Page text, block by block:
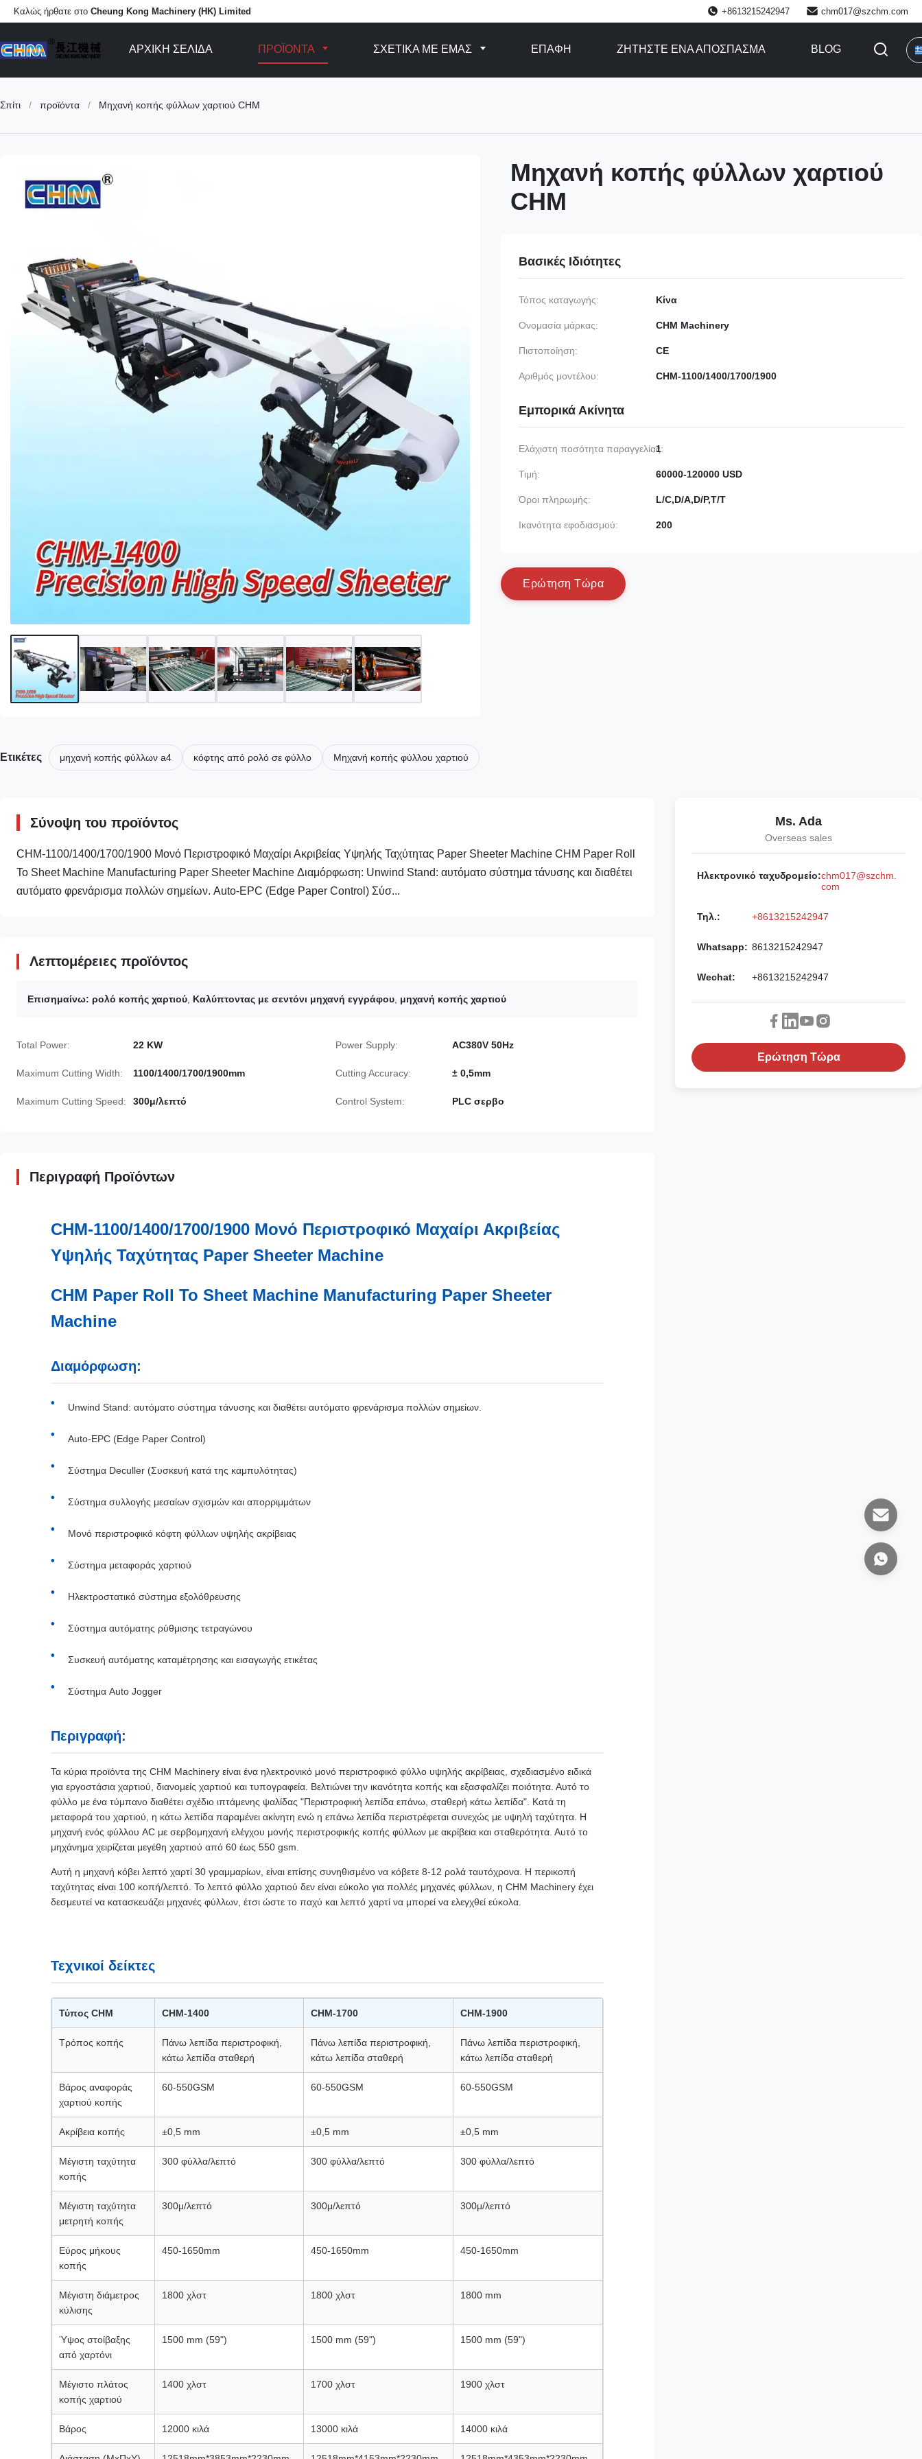
Καλώς ήρθατε στο Cheung Kong Machinery (HK) Limited +8613215242947 chm017@szchm.com
ΑΡΧΙΚΉ ΣΕΛΊΔΑ ΠΡΟΪΌΝΤΑ ΣΧΕΤΙΚΆ ΜΕ ΕΜΆΣ ΕΠΑΦΉ ΖΗΤΉΣΤΕ ΈΝΑ ΑΠΌΣΠΑΣΜΑ BLOG
Σπίτι / προϊόντα / Μηχανή κοπής φύλλων χαρτιού CHM
Μηχανή κοπής φύλλων χαρτιού
CHM
Βασικές Ιδιότητες
Τόπος καταγωγής: Κίνα
Ονομασία μάρκας: CHM Machinery
Πιστοποίηση: CE
Αριθμός μοντέλου: CHM-1100/1400/1700/1900
Εμπορικά Ακίνητα
Ελάχιστη ποσότητα παραγγελίας:
1
Τιμή: 60000-120000 USD
Όροι πληρωμής: L/C,D/A,D/P,T/T
Ικανότητα εφοδιασμού: 200
Ερώτηση Τώρα
Ετικέτες μηχανή κοπής φύλλων a4 κόφτης από ρολό σε φύλλο Μηχανή κοπής φύλλου χαρτιού
Σύνοψη του προϊόντος
CHM-1100/1400/1700/1900 Μονό Περιστροφικό Μαχαίρι Ακριβείας Υψηλής Ταχύτητας Paper Sheeter Machine CHM Paper Roll
To Sheet Machine Manufacturing Paper Sheeter Machine Διαμόρφωση: Unwind Stand: αυτόματο σύστημα τάνυσης και διαθέτει
αυτόματο φρενάρισμα πολλών σημείων. Auto-EPC (Edge Paper Control) Σύσ...
Λεπτομέρειες προϊόντος
Επισημαίνω: ρολό κοπής χαρτιού Καλύπτοντας με σεντόνι μηχανή εγγράφου μηχανή κοπής χαρτιού
Total Power: 22 KW Power Supply: AC380V 50Hz
Maximum Cutting Width: 1100/1400/1700/1900mm Cutting Accuracy: ± 0,5mm
Maximum Cutting Speed: 300μ/λεπτό Control System: PLC σερβο
Περιγραφή Προϊόντων
CHM-1100/1400/1700/1900 Μονό Περιστροφικό Μαχαίρι Ακριβείας
Υψηλής Ταχύτητας Paper Sheeter Machine
CHM Paper Roll To Sheet Machine Manufacturing Paper Sheeter
Machine
Διαμόρφωση:
Unwind Stand: αυτόματο σύστημα τάνυσης και διαθέτει αυτόματο φρενάρισμα πολλών σημείων.
Auto-EPC (Edge Paper Control)
Σύστημα Deculler (Συσκευή κατά της καμπυλότητας)
Σύστημα συλλογής μεσαίων σχισμών και απορριμμάτων
Μονό περιστροφικό κόφτη φύλλων υψηλής ακρίβειας
Σύστημα μεταφοράς χαρτιού
Ηλεκτροστατικό σύστημα εξολόθρευσης
Σύστημα αυτόματης ρύθμισης τετραγώνου
Συσκευή αυτόματης καταμέτρησης και εισαγωγής ετικέτας
Σύστημα Auto Jogger
Περιγραφή:
Τα κύρια προϊόντα της CHM Machinery είναι ένα ηλεκτρονικό μονό περιστροφικό φύλλο υψηλής ακρίβειας, σχεδιασμένο ειδικά
για εργοστάσια χαρτιού, διανομείς χαρτιού και τυπογραφεία. Βελτιώνει την ικανότητα κοπής και εξασφαλίζει ποιότητα. Αυτό το
φύλλο με ένα τύμπανο διαθέτει σχέδιο ιπτάμενης ψαλίδας "Περιστροφική λεπίδα επάνω, σταθερή κάτω λεπίδα". Κατά τη
μεταφορά του χαρτιού, η κάτω λεπίδα παραμένει ακίνητη ενώ η επάνω λεπίδα περιστρέφεται συνεχώς με υψηλή ταχύτητα. Η
μηχανή ενός φύλλου AC με σερβομηχανή ελέγχου μονής περιστροφικής κοπής φύλλων με ακρίβεια και σταθερότητα. Αυτό το
μηχάνημα χειρίζεται μεγέθη χαρτιού από 60 έως 550 gsm.
Αυτή η μηχανή κόβει λεπτό χαρτί 30 γραμμαρίων, είναι επίσης συνηθισμένο να κόβετε 8-12 ρολά ταυτόχρονα. Η περικοπή
ταχύτητας είναι 100 κοπή/λεπτό. Το λεπτό φύλλο χαρτιού δεν είναι εύκολο για πολλές μηχανές φύλλων, η CHM Machinery έχει
δεσμευτεί να κατασκευάζει μηχανές φύλλων, έτσι ώστε το παχύ και λεπτό χαρτί να μπορεί να ελεγχθεί εύκολα.
Τεχνικοί δείκτες
Τύπος CHM CHM-1400 CHM-1700 CHM-1900
Τρόπος κοπής
Πάνω λεπίδα περιστροφική,
κάτω λεπίδα σταθερή
Πάνω λεπίδα περιστροφική,
κάτω λεπίδα σταθερή
Πάνω λεπίδα περιστροφική,
κάτω λεπίδα σταθερή
Βάρος αναφοράς
χαρτιού κοπής
60-550GSM 60-550GSM 60-550GSM
Ακρίβεια κοπής ±0,5 mm ±0,5 mm ±0,5 mm
Μέγιστη ταχύτητα
κοπής
300 φύλλα/λεπτό 300 φύλλα/λεπτό 300 φύλλα/λεπτό
Μέγιστη ταχύτητα
μετρητή κοπής
300μ/λεπτό 300μ/λεπτό 300μ/λεπτό
Εύρος μήκους
κοπής
450-1650mm 450-1650mm 450-1650mm
Μέγιστη διάμετρος
κύλισης
1800 χλστ 1800 χλστ 1800 mm
Ύψος στοίβαξης
από χαρτόνι
1500 mm (59") 1500 mm (59") 1500 mm (59")
Μέγιστο πλάτος
κοπής χαρτιού
1400 χλστ 1700 χλστ 1900 χλστ
Βάρος 12000 κιλά 13000 κιλά 14000 κιλά
Ms. Ada
Overseas sales
Ηλεκτρονικό ταχυδρομείο:chm017@szchm.
com
Τηλ.: +8613215242947
Whatsapp: 8613215242947
Wechat: +8613215242947
Ερώτηση Τώρα